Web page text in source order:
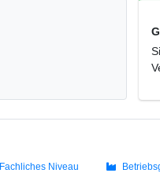
Fachliches Niveau